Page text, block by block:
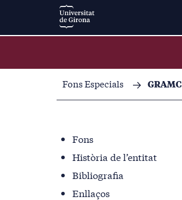
Fons Especials GRAMC
Fons
Història de l’entitat
Bibliografia
Enllaços